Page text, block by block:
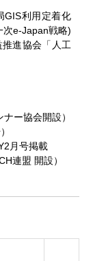
GIS利用定着化
e-Japan戦略)
進協会「人工
ー協会開設）
月号掲載
連盟 開設）